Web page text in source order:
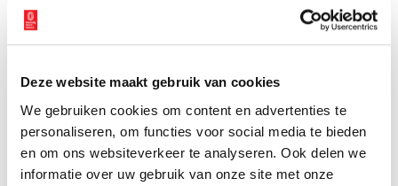
Deze website maakt gebruik van cookies
We gebruiken cookies om content en advertenties te
personaliseren, om functies voor social media te bieden
en om ons websiteverkeer te analyseren. Ook delen we
informatie over uw gebruik van onze site met onze
Aanvullingen
Vul deze informatie aan of geef een reactie.